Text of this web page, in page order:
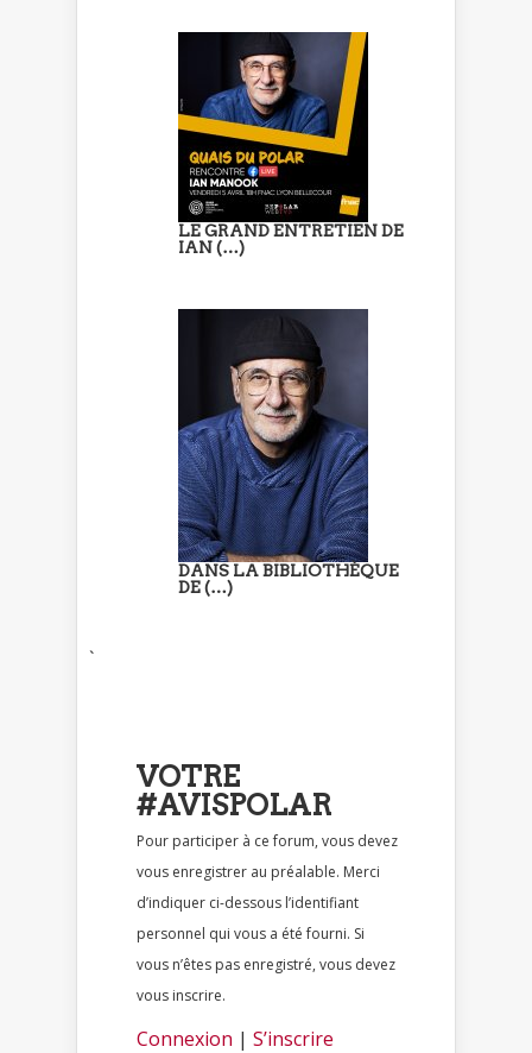
LE GRAND ENTRETIEN DE
IAN (…)
DANS LA BIBLIOTHÈQUE
DE (…)
`
VOTRE
#AVISPOLAR
Pour participer à ce forum, vous devez
vous enregistrer au préalable. Merci
d’indiquer ci-dessous l’identifiant
personnel qui vous a été fourni. Si
vous n’êtes pas enregistré, vous devez
vous inscrire.
Connexion | S’inscrire